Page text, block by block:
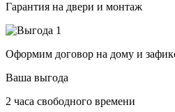
Гарантия на двери и монтаж
Оформим договор на дому и
Ваша выгода
2 часа свободного времени